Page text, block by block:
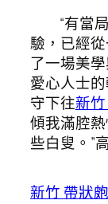
“有當
驗，已經
了一場美
愛心人士
守下往新
傾我滿腔
些白叟。”
新竹 帶狀